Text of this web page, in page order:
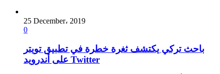
25 December، 2019
0
باحث تركي يكتشف ثغرة خطرة في تطبيق تويتر
على أندرويد Twitter